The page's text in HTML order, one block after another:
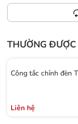
THƯỜNG
Công tắc chỉnh đèn
Liên hệ